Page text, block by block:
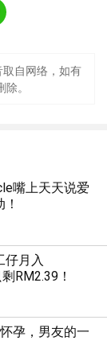
取自网络，如有
。
嘴上天天说爱
仔月入
RM2.39！
孕，男友的一